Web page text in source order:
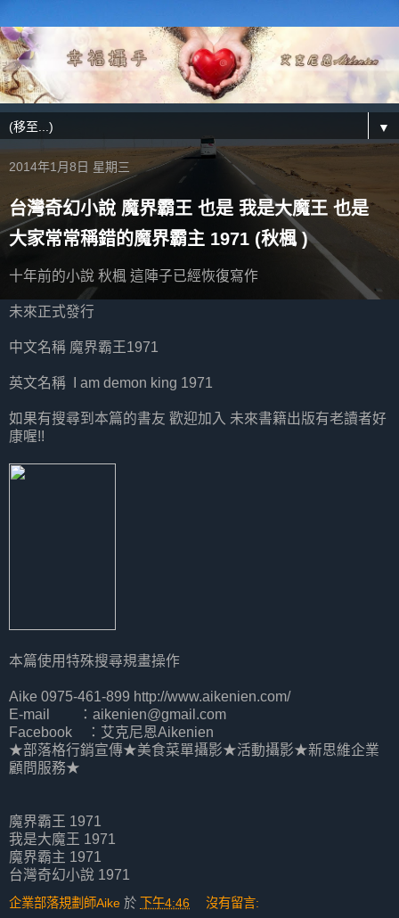
▼
2014年1月8日 星期三
台灣奇幻小說 魔界霸王 也是 我是大魔王 也是
大家常常稱錯的魔界霸主 1971 (秋楓 )
十年前的小說 秋楓 這陣子已經恢復寫作
未來正式發行
中文名稱 魔界霸王1971
英文名稱 I am demon king 1971
如果有搜尋到本篇的書友 歡迎加入 未來書籍出版有老讀者好
康喔!!
本篇使用特殊搜尋規畫操作
Aike 0975-461-899 http://www.aikenien.com/
E-mail ：aikenien@gmail.com
Facebook ：艾克尼恩Aikenien
★部落格行銷宣傳★美食菜單攝影★活動攝影★新思維企業
顧問服務★
魔界霸王 1971
我是大魔王 1971
魔界霸主 1971
台灣奇幻小說 1971
企業部落規劃師Aike 於 下午4:46 沒有留言: